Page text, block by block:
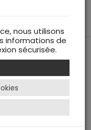
et facilement.
nous utilisons
informations de
sécurisée.